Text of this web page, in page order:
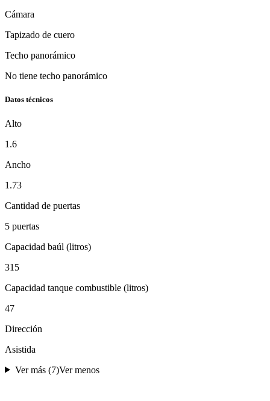
Cámara
Tapizado de cuero
Techo panorámico
No tiene techo panorámico
Datos técnicos
Alto
1.6
Ancho
1.73
Cantidad de puertas
5 puertas
Capacidad baúl (litros)
315
Capacidad tanque combustible (litros)
47
Dirección
Asistida
Ver más (7)Ver menos